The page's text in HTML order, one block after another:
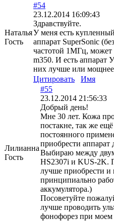
Наталья
Гость
#54
23.12.2014 16:09:43
Здравствуйте.
У меня есть
аппарат SuperSonic
частотой 1МГц,
m350. И есть аппарат
них лучше или
Цитировать
Имя
Лилианна
Гость
#55
23.12.2014 21:56:33
Добрый день!
Мне 30 лет. Кожа
постакне, так же
постоянного
приобрести аппарат
Выбираю между
HS2307i и KUS-2K.
лучше приобрести
принципиально
аккумулятора.)
Посоветуйте
лучше проводить
фонофорез при